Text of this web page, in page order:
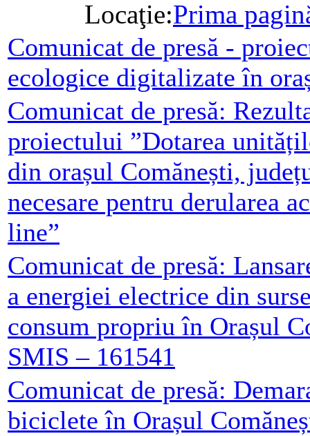
Locaţie:Prima
Comunicat de presă -
ecologice digitalizate în
Comunicat de presă:
proiectului ”Dotarea
din orașul Comănești,
necesare pentru derularea
line”
Comunicat de presă:
a energiei electrice din
consum propriu în Orașul
SMIS – 161541
Comunicat de presă:
biciclete în Orașul